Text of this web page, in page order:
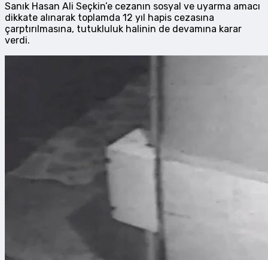
Sanık Hasan Ali Seçkin’e cezanın sosyal ve uyarma amacı
dikkate alınarak toplamda 12 yıl hapis cezasına
çarptırılmasına, tutukluluk halinin de devamına karar
verdi.